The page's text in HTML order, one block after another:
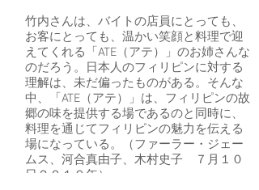
竹内さんは、バイトの店員にとっても、
お客にとっても、温かい笑顔と料理で迎
えてくれる「ATE（アテ）」のお姉さんな
のだろう。日本人のフィリピンに対する
理解は、未だ偏ったものがある。そんな
中、「ATE（アテ）」は、フィリピンの故
郷の味を提供する場であるのと同時に、
料理を通じてフィリピンの魅力を伝える
場になっている。（ファーラー・ジェー
ムス、河合真由子、木村史子 ７月１０
日２０１９年）